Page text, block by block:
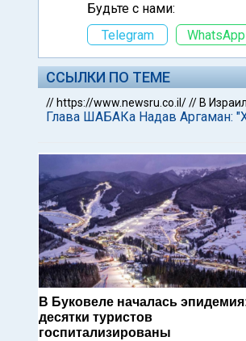
Будьте с нами:
Telegram
WhatsApp
ССЫЛКИ ПО ТЕМЕ
// https://www.newsru.co.il/// В
Глава ШАБАКа Надав Аргаман:
В Буковеле началась
десятки туристов
госпитализированы